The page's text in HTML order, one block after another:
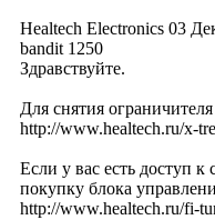
Healtech Electronics 03
bandit 1250
Здравствуйте.
Для снятия
http://www.healtech.ru/x-
Если у вас есть доступ к
покупку блока
http://www.healtech.ru/fi-